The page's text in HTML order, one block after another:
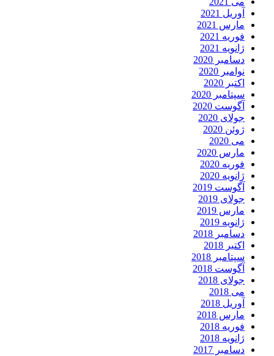
آوریل 2021
مارس 2021
فوریه 2021
ژانویه 2021
دسامبر 2020
نوامبر 2020
اکتبر 2020
سپتامبر 2020
آگوست 2020
جولای 2020
ژوئن 2020
می 2020
مارس 2020
فوریه 2020
ژانویه 2020
آگوست 2019
جولای 2019
مارس 2019
ژانویه 2019
دسامبر 2018
اکتبر 2018
سپتامبر 2018
آگوست 2018
جولای 2018
می 2018
آوریل 2018
مارس 2018
فوریه 2018
ژانویه 2018
دسامبر 2017